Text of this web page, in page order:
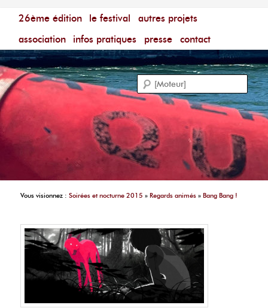
Menu principal
aller au contenu principal
aller au contenu secondaire
26ème édition le festival
autres projets
association
infos pratiques presse contact
Festival du Film Court Francophone – [Un poing c'est
Vous visionnez :Soirées et nocturne 2015 »Regards animés »Bang Bang !